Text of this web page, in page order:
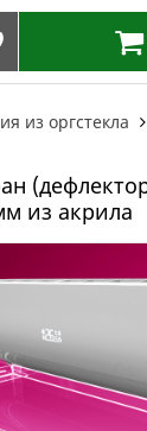
из оргстекла
из акрила